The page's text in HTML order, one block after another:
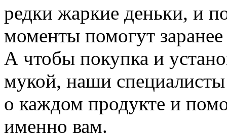
редки жаркие деньки, и
моменты помогут
А чтобы покупка и
мукой, наши специалисты
о каждом продукте и
именно вам.